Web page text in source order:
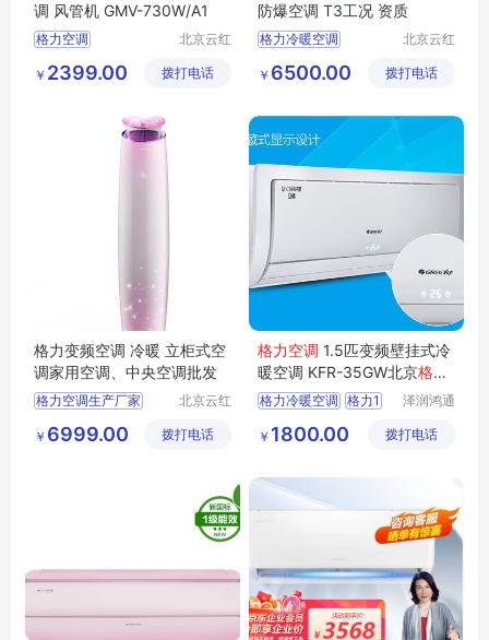
调 风管机 GMV-730W/A1
格力空调
格力机房空调
格力壁挂式空调
北京云红
设备有限
￥ 2399.00 拨打电话
防爆空调 T3工况 资质
格力冷暖空调
格力柜机 格力电器
北京云红
设备有限
￥ 6500.00 拨打电话
格力变频空调 冷暖 立柜式空
调家用空调、中央空调批发
格力空调生产厂家
格力空调厂家直销
北京云红
设备有限
￥ 6999.00 拨打电话
格力空调 1.5匹变频壁挂式冷
暖空调 KFR-35GW北京格力
空调批发格力1.5P空调价格
表
格力冷暖空调 格力1
格力空调批发
壁挂式冷暖空调
泽润鸿通
商贸有限
￥ 1800.00 拨打电话